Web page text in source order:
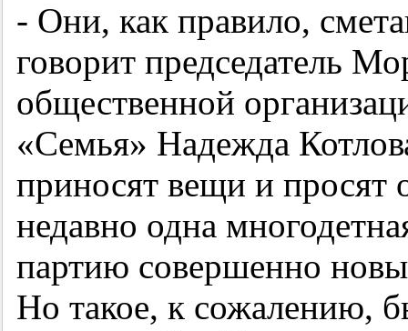
- Они, как правило,
говорит председатель
общественной
«Семья» Надежда
приносят вещи и просят
недавно одна
партию совершенно
Но такое, к сожалению,